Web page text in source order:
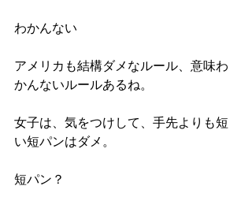
わかんない
アメリカも結構ダメなルール、意味わ
かんないルールあるね。
女子は、気をつけして、手先よりも短
い短パンはダメ。
短パン？